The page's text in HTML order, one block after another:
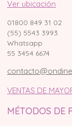
Ver ubicación
01800 849 31 02
(55) 5543 3993
Whatsapp
55 3454 6674
VENTAS DE
MÉTODOS DE